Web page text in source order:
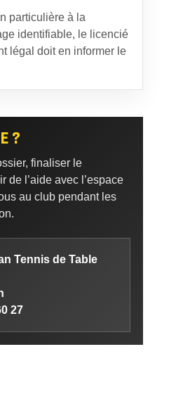
particulière à la
identifiable, le licencié
légal doit en informer le
?
finaliser le
de l’aide avec l’espace
au club pendant les
Tennis de Table
27